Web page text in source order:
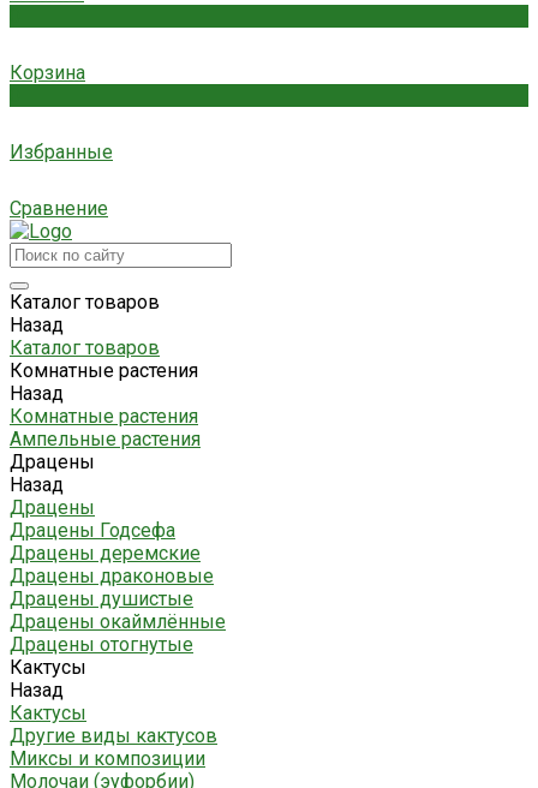
Корзина
Избранные
Сравнение
Каталог товаров
Назад
Каталог товаров
Комнатные растения
Назад
Комнатные растения
Ампельные растения
Драцены
Назад
Драцены
Драцены Годсефа
Драцены деремские
Драцены драконовые
Драцены душистые
Драцены окаймлённые
Драцены отогнутые
Кактусы
Назад
Кактусы
Другие виды кактусов
Миксы и композиции
Молочаи (эуфорбии)